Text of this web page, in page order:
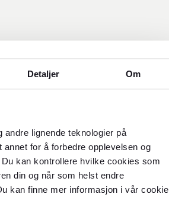
Detaljer Om
andre lignende teknologier på
annet for å forbedre opplevelsen og
kan kontrollere hvilke cookies som
din og når som helst endre
kan finne mer informasjon i vår cookie
viser gjennomsnittlige prisnivåer i
og er basert på data fra
hotell, mat og taxi med norske
Hotellprisene er hentet fra
2025) og gjelder trestjerners
personer. Vær oppmerksom på at
være høyere selv om
– indeksen gir en generell
priser.